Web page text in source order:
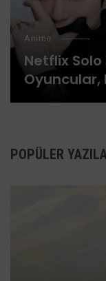
Anime
Netflix
Oyuncular,
POPÜLER